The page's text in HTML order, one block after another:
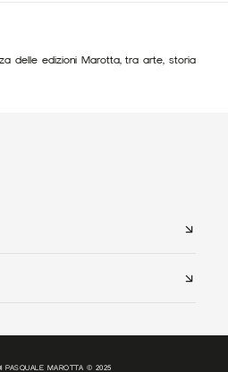
delle edizioni Marotta, tra arte, storia
PASQUALE MAROTTA © 2025